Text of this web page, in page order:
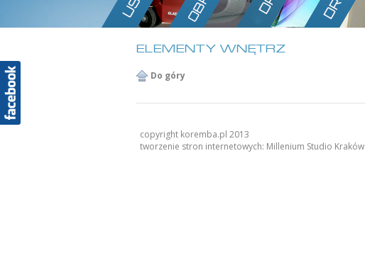
ELEMENTY WNĘTRZ
Do góry
copyright koremba.pl 2013
tworzenie stron internetowych: Millenium Studio Kraków